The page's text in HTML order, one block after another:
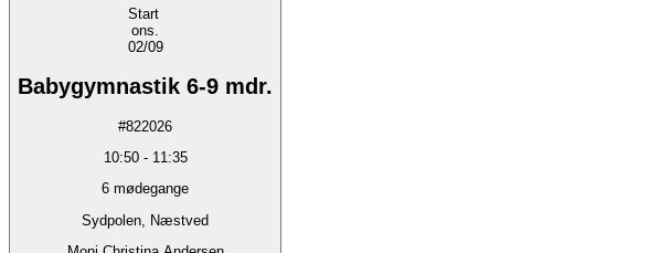
Start
ons.
02/09
Babygymnastik 6-9 mdr.
#822026
10:50- 11:35
6 mødegange
Sydpolen, Næstved